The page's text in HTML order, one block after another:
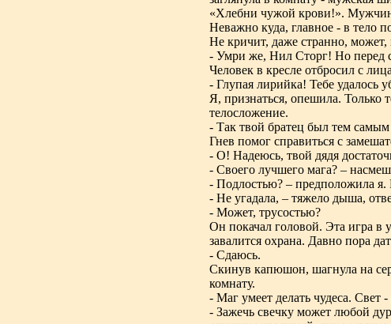
«Хлебни чужой крови!».
Неважно куда, главное - в тело
Не кричит, даже странно,
- Умри же, Нил Сторг! Но перед
Человек в кресле отбросил с
- Глупая лирийка! Тебе удалось
Я, признаться, опешила. Только
телосложение.
- Так твой братец был тем самым
Гнев помог справиться с
- О! Надеюсь, твой дядя
- Своего лучшего мага? –
- Подлостью? – предположила
- Не угадала, – тяжело дыша,
- Может, трусостью?
Он покачал головой. Эта игра в
завалится охрана. Давно пора
- Сдаюсь.
Скинув капюшон, шагнула на
комнату.
- Маг умеет делать чудеса. Свет -
- Зажечь свечку может любой